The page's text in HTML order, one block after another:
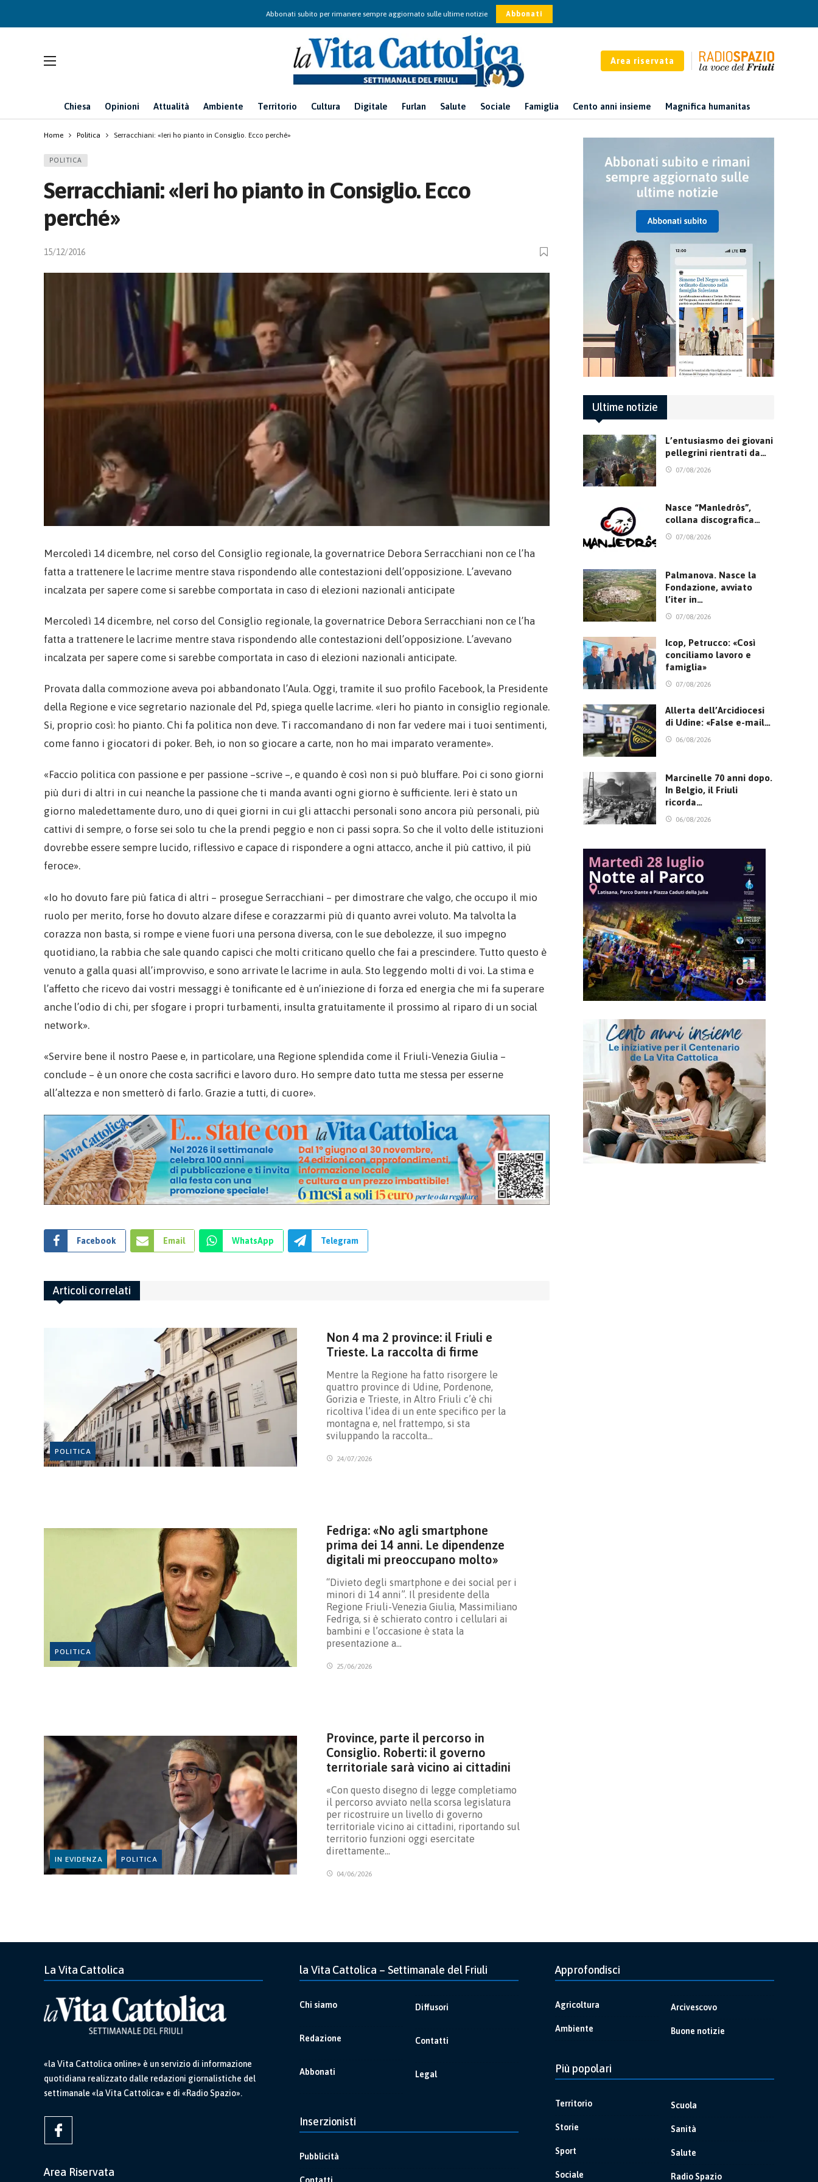
Abbonati subito per rimanere sempre aggiornato sulle ultime notizie Abbonati
Area riservata
Chiesa Opinioni Attualità Ambiente Territorio Cultura Digitale Furlan Salute Sociale Famiglia Cento anni insieme Magnifica humanitas
Home Politica Serracchiani: «Ieri ho pianto in Consiglio. Ecco perché»
POLITICA
Serracchiani: «Ieri ho pianto in Consiglio. Ecco
perché»
15/12/2016
Mercoledì 14 dicembre, nel corso del Consiglio regionale, la governatrice Debora Serracchiani non ce l’ha
fatta a trattenere le lacrime mentre stava rispondendo alle contestazioni dell’opposizione. L’avevano
incalzata per sapere come si sarebbe comportata in caso di elezioni nazionali anticipate
Mercoledì 14 dicembre, nel corso del Consiglio regionale, la governatrice Debora Serracchiani non ce l’ha
fatta a trattenere le lacrime mentre stava rispondendo alle contestazioni dell’opposizione. L’avevano
incalzata per sapere come si sarebbe comportata in caso di elezioni nazionali anticipate.
Provata dalla commozione aveva poi abbandonato l’Aula. Oggi, tramite il suo profilo Facebook, la Presidente
della Regione e vice segretario nazionale del Pd, spiega quelle lacrime. «Ieri ho pianto in consiglio regionale.
Si, proprio così: ho pianto. Chi fa politica non deve. Ti raccomandano di non far vedere mai i tuoi sentimenti,
come fanno i giocatori di poker. Beh, io non so giocare a carte, non ho mai imparato veramente».
«Faccio politica con passione e per passione –scrive –, e quando è così non si può bluffare. Poi ci sono giorni
più duri di altri in cui neanche la passione che ti manda avanti ogni giorno è sufficiente. Ieri è stato un
giorno maledettamente duro, uno di quei giorni in cui gli attacchi personali sono ancora più personali, più
cattivi di sempre, o forse sei solo tu che la prendi peggio e non ci passi sopra. So che il volto delle istituzioni
dovrebbe essere sempre lucido, riflessivo e capace di rispondere a ogni attacco, anche il più cattivo, il più
feroce».
«Io ho dovuto fare più fatica di altri – prosegue Serracchiani – per dimostrare che valgo, che occupo il mio
ruolo per merito, forse ho dovuto alzare difese e corazzarmi più di quanto avrei voluto. Ma talvolta la
corazza non basta, si rompe e viene fuori una persona diversa, con le sue debolezze, il suo impegno
quotidiano, la rabbia che sale quando capisci che molti criticano quello che fai a prescindere. Tutto questo è
venuto a galla quasi all’improvviso, e sono arrivate le lacrime in aula. Sto leggendo molti di voi. La stima e
l’affetto che ricevo dai vostri messaggi è tonificante ed è un’iniezione di forza ed energia che mi fa superare
anche l’odio di chi, per sfogare i propri turbamenti, insulta gratuitamente il prossimo al riparo di un social
network».
«Servire bene il nostro Paese e, in particolare, una Regione splendida come il Friuli-Venezia Giulia –
conclude – è un onore che costa sacrifici e lavoro duro. Ho sempre dato tutta me stessa per esserne
all’altezza e non smetterò di farlo. Grazie a tutti, di cuore».
Facebook Email WhatsApp Telegram
Articoli correlati
POLITICA
Non 4 ma 2 province: il Friuli e
Trieste. La raccolta di firme
Mentre la Regione ha fatto risorgere le
quattro province di Udine, Pordenone,
Gorizia e Trieste, in Altro Friuli c’è chi
ricoltiva l’idea di un ente specifico per la
montagna e, nel frattempo, si sta
sviluppando la raccolta…
24/07/2026
POLITICA
Fedriga: «No agli smartphone
prima dei 14 anni. Le dipendenze
digitali mi preoccupano molto»
“Divieto degli smartphone e dei social per i
minori di 14 anni”. Il presidente della
Regione Friuli-Venezia Giulia, Massimiliano
Fedriga, si è schierato contro i cellulari ai
bambini e l’occasione è stata la
presentazione a…
25/06/2026
IN EVIDENZA POLITICA
Province, parte il percorso in
Consiglio. Roberti: il governo
territoriale sarà vicino ai cittadini
«Con questo disegno di legge completiamo
il percorso avviato nella scorsa legislatura
per ricostruire un livello di governo
territoriale vicino ai cittadini, riportando sul
territorio funzioni oggi esercitate
direttamente…
04/06/2026
Ultime notizie
L’entusiasmo dei giovani
pellegrini rientrati da…
07/08/2026
Nasce “Manledrôs”,
collana discografica…
07/08/2026
Palmanova. Nasce la
Fondazione, avviato
l’iter in…
07/08/2026
Icop, Petrucco: «Così
conciliamo lavoro e
famiglia»
07/08/2026
Allerta dell’Arcidiocesi
di Udine: «False e-mail…
06/08/2026
Marcinelle 70 anni dopo.
In Belgio, il Friuli
ricorda…
06/08/2026
La Vita Cattolica
«la Vita Cattolica online» è un servizio di informazione
quotidiana realizzato dalle redazioni giornalistiche del
settimanale «la Vita Cattolica» e di «Radio Spazio».
Area Riservata
la Vita Cattolica – Settimanale del Friuli
Chi siamo
Redazione
Abbonati
Diffusori
Contatti
Legal
Inserzionisti
Pubblicità
Approfondisci
Agricoltura
Ambiente
Arcivescovo
Buone notizie
Più popolari
Territorio
Storie
Sport
Sociale
Scuola
Sanità
Salute
Radio Spazio